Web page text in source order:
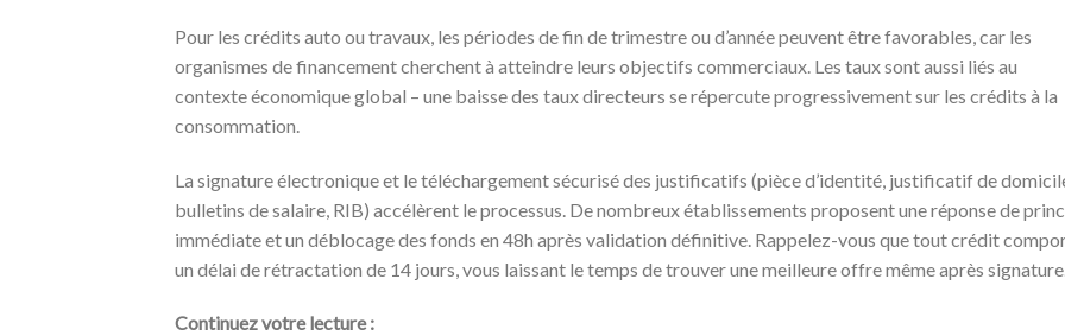
Pour les crédits auto ou travaux, les périodes de fin de trimestre ou d’année peuvent être favorables, car les
organismes de financement cherchent à atteindre leurs objectifs commerciaux. Les taux sont aussi liés au
contexte économique global – une baisse des taux directeurs se répercute progressivement sur les crédits à la
consommation.
La signature électronique et le téléchargement sécurisé des justificatifs (pièce d’identité, justificatif de
bulletins de salaire, RIB) accélèrent le processus. De nombreux établissements proposent une réponse de
immédiate et un déblocage des fonds en 48h après validation définitive. Rappelez-vous que tout crédit
un délai de rétractation de 14 jours, vous laissant le temps de trouver une meilleure offre même après
Continuez votre lecture :